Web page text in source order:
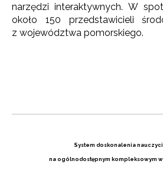
narzędzi interaktywnych. W
około 150 przedstawicieli
z województwa pomorskiego.
System doskonalenia
na ogólnodostępnym kompleksowym